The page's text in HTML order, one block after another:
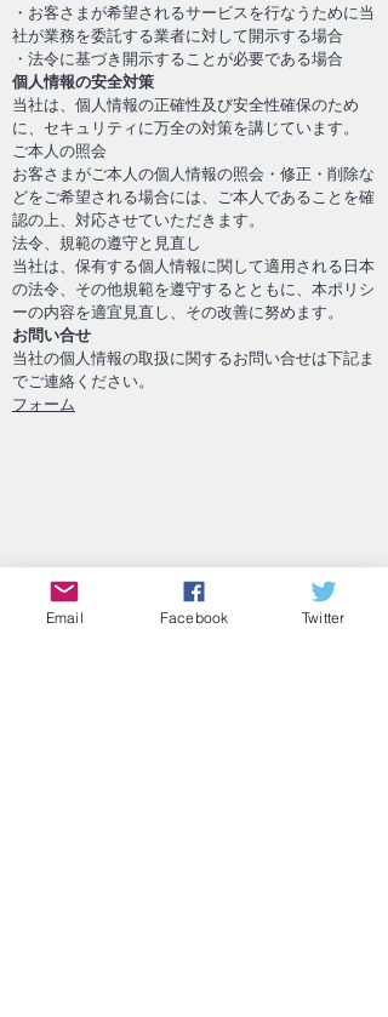
・お客さまが希望されるサービスを行なうために当
社が業務を委託する業者に対して開示する場合
・法令に基づき開示することが必要である場合
個人情報の安全対策
当社は、個人情報の正確性及び安全性確保のため
に、セキュリティに万全の対策を講じています。
ご本人の照会
お客さまがご本人の個人情報の照会・修正・削除な
どをご希望される場合には、ご本人であることを確
認の上、対応させていただきます。
法令、規範の遵守と見直し
当社は、保有する個人情報に関して適用される日本
の法令、その他規範を遵守するとともに、本ポリシ
ーの内容を適宜見直し、その改善に努めます。
お問い合せ
当社の個人情報の取扱に関するお問い合せは下記ま
でご連絡ください。
フォーム
Email Facebook Twitter